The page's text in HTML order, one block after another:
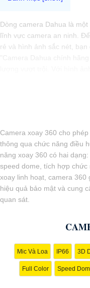
Dòng camera Dahua là
lĩnh vực camera an ninh.
rẻ và hình ảnh sắc nét,
ngần ngại trải nghiệm sự
Dahua chính hãng với mức
Camera xoay 360 cho
thông qua chức năng điều
năng xoay 360 có hai
speed dome, tích hợp chức
xoay linh hoạt, camera 360
hiệu quả bảo mật và cung
quan sát.
Mic Và Loa IP66 3D
Full Color Speed